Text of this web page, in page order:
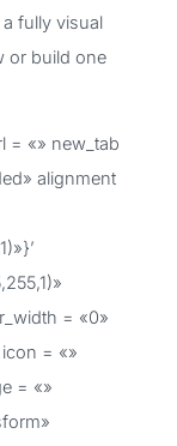
fully visual
or build one
= «» new_tab
alignment
= «0»
= «»
= «»